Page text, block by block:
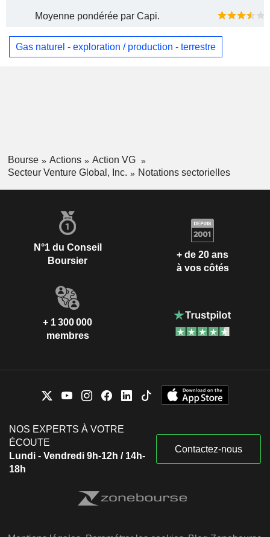
Moyenne pondérée par Capi.
Gas naturel - exploration / production - terrestre
Bourse Actions
Action VG
Secteur Venture Global, Inc.
Notations sectorielles
N°1 du Conseil
Boursier
+ de 20 ans
à vos côtés
+ 1 300 000
membres
NOS EXPERTS À VOTRE
ÉCOUTE
Lundi - Vendredi 9h-12h / 14h-
18h
Contactez-nous